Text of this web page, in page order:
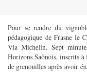
Pour se rendre du
pédagogique de Frasne le
Via Michelin. Sept
Horizons Saônois, inscrits à
de grenouilles après avoir